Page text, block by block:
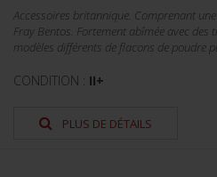
Accessoires britannique. Comprenant
Fray Bentos. Fortement abîmée avec
modèles différents de flacons de poudre
CONDITION : II+
PLUS DE DÉTAILS